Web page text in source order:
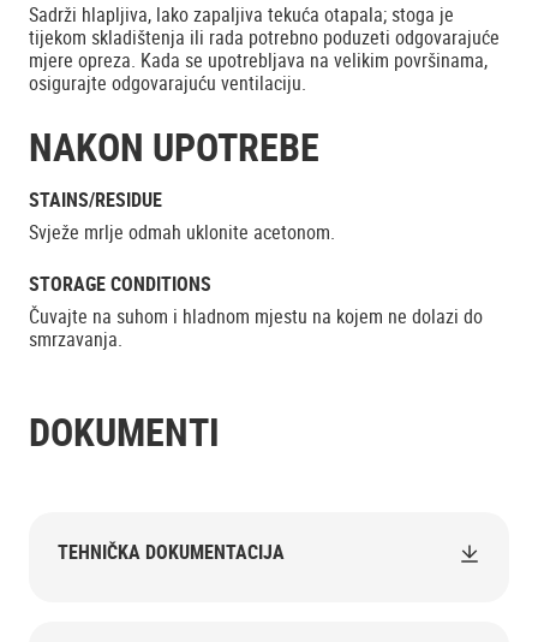
Sadrži hlapljiva, lako zapaljiva tekuća otapala; stoga je
tijekom skladištenja ili rada potrebno poduzeti odgovarajuće
mjere opreza. Kada se upotrebljava na velikim površinama,
osigurajte odgovarajuću ventilaciju.
NAKON UPOTREBE
STAINS/RESIDUE
Svježe mrlje odmah uklonite acetonom.
STORAGE CONDITIONS
Čuvajte na suhom i hladnom mjestu na kojem ne dolazi do
smrzavanja.
DOKUMENTI
TEHNIČKA DOKUMENTACIJA